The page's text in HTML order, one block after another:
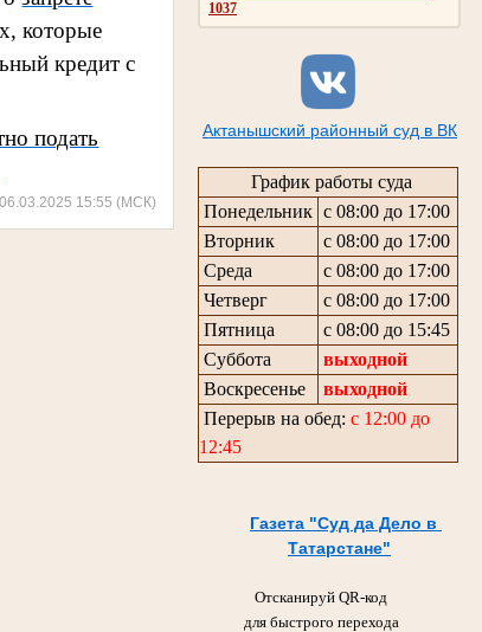
1037
Актанышский районный суд в ВК
График работы суда
Понедельник с 08:00 до 17:00
Вторник
с 08:00 до 17:00
Среда
с 08:00 до 17:00
Четверг
с 08:00 до 17:00
Пятница
с 08:00 до 15:45
Суббота
выходной
Воскресенье
выходной
Перерыв на обед: с 12:00 до
12:45
Газета "Суд да Дело в
Татарстане"
Отсканируй QR-код
для быстрого перехода
которые
кредит с
подать
15:55 (МСК)